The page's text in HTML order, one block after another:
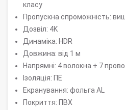
класу
Пропускна спроможність:
Дозвіл: 4K
Динаміка: HDR
Довжина: від 1 м
Напрямні: 4 волокна + 7
Ізоляція: ПЕ
Екранування: фольга AL
Покриття: ПВХ